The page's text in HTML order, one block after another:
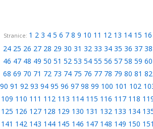
Stranice: 1 2 3 4 5 6 7 8 9 10 11 12 13 14 15 16
24 25 26 27 28 29 30 31 32 33 34 35 36 37 38
46 47 48 49 50 51 52 53 54 55 56 57 58 59 60
68 69 70 71 72 73 74 75 76 77 78 79 80 81 82
90 91 92 93 94 95 96 97 98 99 100 101 102
109 110 111 112 113 114 115 116 117 118
125 126 127 128 129 130 131 132 133 134
141 142 143 144 145 146 147 148 149 150 151